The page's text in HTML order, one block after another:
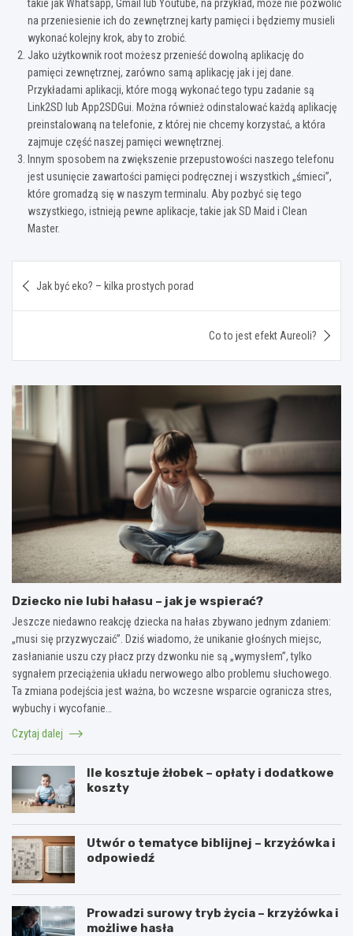
takie jak Whatsapp, Gmail lub Youtube, na przykład, może nie pozwolić
na przeniesienie ich do zewnętrznej karty pamięci i będziemy musieli
wykonać kolejny krok, aby to zrobić.
Jako użytkownik root możesz przenieść dowolną aplikację do
pamięci zewnętrznej, zarówno samą aplikację jak i jej dane.
Przykładami aplikacji, które mogą wykonać tego typu zadanie są
Link2SD lub App2SDGui. Można również odinstalować każdą aplikację
preinstalowaną na telefonie, z której nie chcemy korzystać, a która
zajmuje część naszej pamięci wewnętrznej.
Innym sposobem na zwiększenie przepustowości naszego telefonu
jest usunięcie zawartości pamięci podręcznej i wszystkich „śmieci”,
które gromadzą się w naszym terminalu. Aby pozbyć się tego
wszystkiego, istnieją pewne aplikacje, takie jak SD Maid i Clean
Master.
wpisu
Jak być eko? – kilka prostych porad
Co to jest efekt Aureoli?
Dziecko nie lubi hałasu – jak je wspierać?
Jeszcze niedawno reakcję dziecka na hałas zbywano jednym zdaniem:
„musi się przyzwyczaić”. Dziś wiadomo, że unikanie głośnych miejsc,
zasłanianie uszu czy płacz przy dzwonku nie są „wymysłem”, tylko
sygnałem przeciążenia układu nerwowego albo problemu słuchowego.
Ta zmiana podejścia jest ważna, bo wczesne wsparcie ogranicza stres,
wybuchy i wycofanie…
Czytaj dalej
Ile kosztuje żłobek – opłaty i dodatkowe
koszty
Utwór o tematyce biblijnej – krzyżówka i
odpowiedź
Prowadzi surowy tryb życia – krzyżówka i
możliwe hasła